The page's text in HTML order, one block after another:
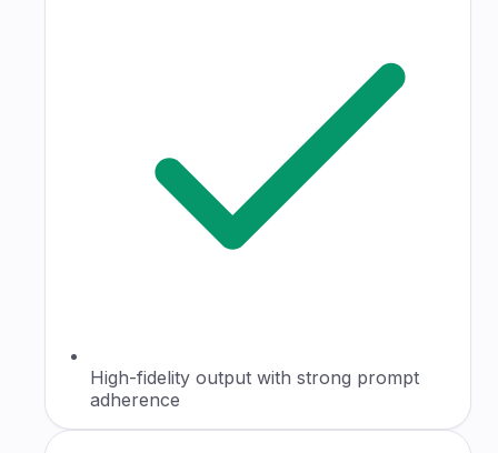
High-fidelity output with strong prompt
adherence